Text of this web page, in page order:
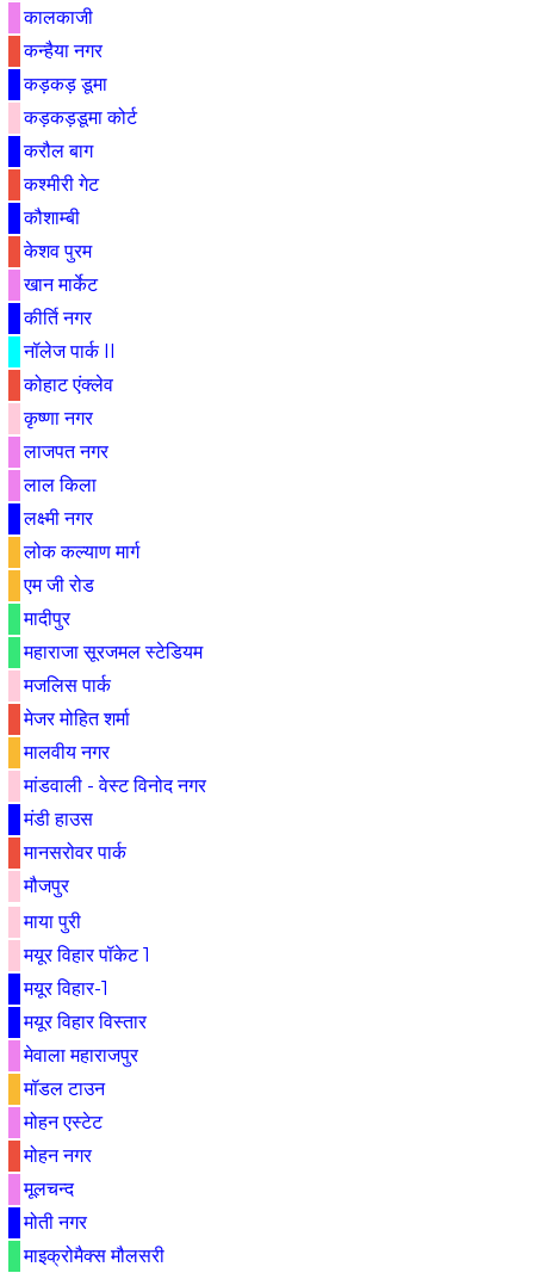
कालकाजी
कन्हैया नगर
कड़कड़ डूमा
कड़कड़डूमा कोर्ट
करौल बाग
कश्मीरी गेट
कौशाम्बी
केशव पुरम
खान मार्केट
कीर्ति नगर
नॉलेज पार्क II
कोहाट एंक्लेव
कृष्णा नगर
लाजपत नगर
लाल किला
लक्ष्मी नगर
लोक कल्याण मार्ग
एम जी रोड
मादीपुर
महाराजा सूरजमल स्टेडियम
मजलिस पार्क
मे‌‌जर मोहित शर्मा
मालवीय नगर
मांडवाली - वेस्ट विनोद नगर
मंडी हाउस
मानसरोवर पार्क
मौजपुर
माया पुरी
मयूर विहार पॉकेट 1
मयूर विहार-1
मयूर विहार विस्तार
मेवाला महाराजपुर
मॉडल टाउन
मोहन एस्टेट
मोहन नगर
मूलचन्द
मोती नगर
माइक्रोमैक्स मौलसरी